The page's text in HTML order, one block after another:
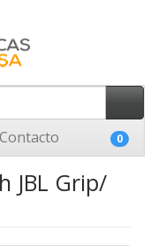
Contacto 0
JBL Grip/